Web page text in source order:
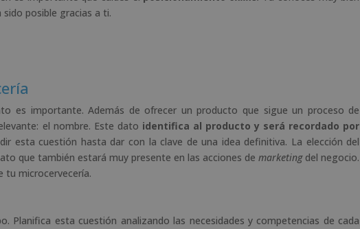
posible gracias a ti.
es importante. Además de ofrecer un producto que sigue un proceso de
el nombre. Este dato identifica al producto y será recordado por
esta cuestión hasta dar con la clave de una idea definitiva. La elección del
que también estará muy presente en las acciones demarketing del negocio.
tu microcervecería.
Planifica esta cuestión analizando las necesidades y competencias de cada